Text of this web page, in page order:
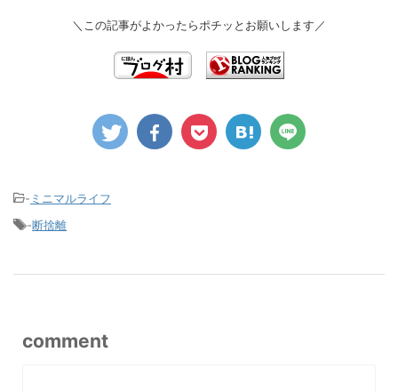
＼この記事がよかったらポチッとお願いします／
- ミニマルライフ
-断捨離
comment